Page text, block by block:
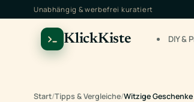
Unabhängig & werbefrei kuratiert
KlickKiste DIY &
Start/Tipps & Vergleiche/Witzige